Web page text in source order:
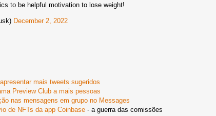
to be helpful motivation to lose weight!
December 2, 2022
mais tweets sugeridos
Preview Club a mais pessoas
nas mensagens em grupo no Messages
de NFTs da app Coinbase - a guerra das comissões